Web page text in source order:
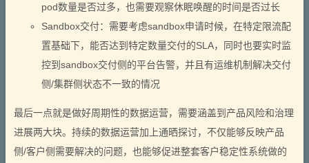
pod数量是否过多，也需要观察休眠唤醒的时间是否过长
Sandbox交付：需要考虑sandbox申请时候，在特定限流配
置基础下，能否达到特定数量交付的SLA，同时也要实时监
控到sandbox交付侧的平台告警，并且有运维机制解决交付
侧/集群侧状态不一致的情况
最后一点就是做好周期性的数据运营，需要涵盖到产品风险和治理
进展两大块。持续的数据运营加上通晒探讨，不仅能够反映产品
侧/客户侧需要解决的问题，也能够促进整套客户稳定性系统做的